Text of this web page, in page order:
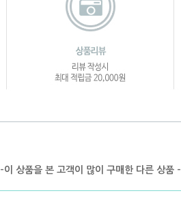
-이 상품을 본 고객이 많이 구매한 다른 상품 -